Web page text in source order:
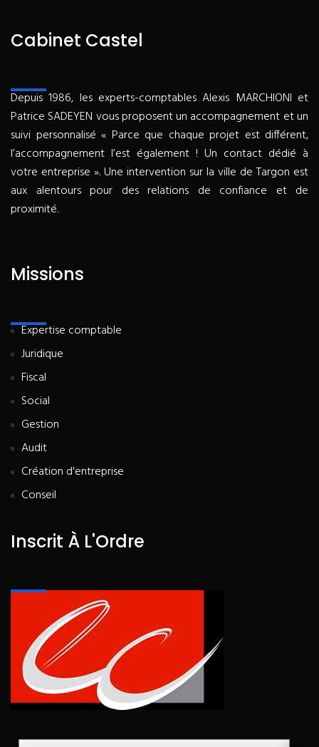
Cabinet Castel
Depuis 1986, les experts-comptables Alexis MARCHIONI et
Patrice SADEYEN vous proposent un accompagnement et un
suivi personnalisé « Parce que chaque projet est différent,
l’accompagnement l’est également ! Un contact dédié à
votre entreprise ». Une intervention sur la ville de Targon est
aux alentours pour des relations de confiance et de
proximité.
Missions
Expertise comptable
Juridique
Fiscal
Social
Gestion
Audit
Création d'entreprise
Conseil
Inscrit À L'Ordre